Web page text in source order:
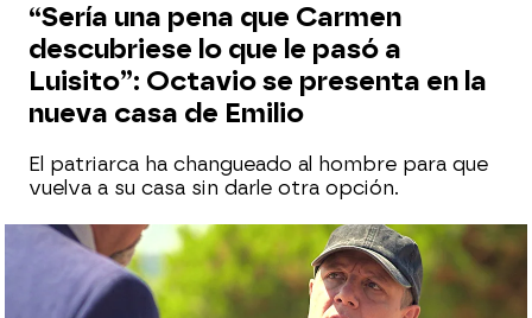
“Sería una pena que Carmen
descubriese lo que le pasó a
Luisito”: Octavio se presenta en la
nueva casa de Emilio
El patriarca ha changueado al hombre para que
vuelva a su casa sin darle otra opción.